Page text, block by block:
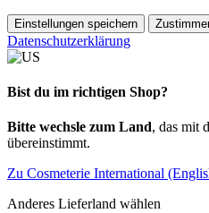
Einstellungen speichern
Datenschutzerklärung
Bist du im richtigen Shop?
Bitte wechsle zum Land, das mit
übereinstimmt.
Zu Cosmeterie International
Anderes Lieferland wählen